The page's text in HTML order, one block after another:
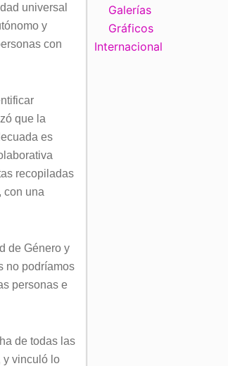
universal
y
con
que la
es
recopiladas
con una
de Género y
no podríamos
personas e
de todas las
y vinculó lo
Galerías
Gráficos
Internacional